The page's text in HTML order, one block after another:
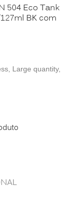
504 Eco Tank
BK com
Large quantity,